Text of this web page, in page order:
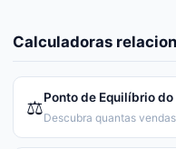
Calculadoras
⚖️Ponto de Equilíbrio
Descubra quantas